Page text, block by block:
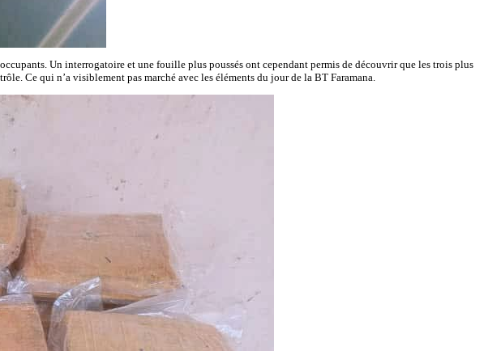
Un interrogatoire et une fouille plus poussés ont cependant permis de découvrir que les trois plus
Ce qui n’a visiblement pas marché avec les éléments du jour de la BT Faramana.